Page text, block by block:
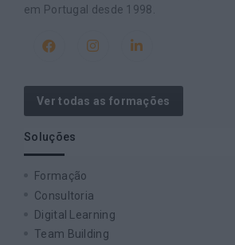
em Portugal desde 1998.
Ver todas as formações
Soluções
Formação
Consultoria
Digital Learning
Team Building